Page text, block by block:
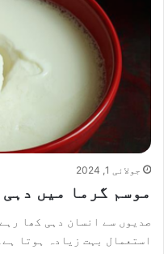
جولائی 1, 2024
موسم گرما میں
صدیوں سے انسان دہی کھا
استعمال بہت زیادہ ہوتا